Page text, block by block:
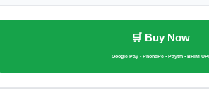
🛒 Buy Now
Google Pay • PhonePe • Paytm • BHIM UPI